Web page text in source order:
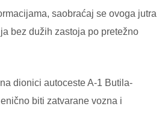
saobraćaj se ovoga jutra
bez dužih zastoja po pretežno
dionici autoceste A-1 Butila-
biti zatvarane vozna i